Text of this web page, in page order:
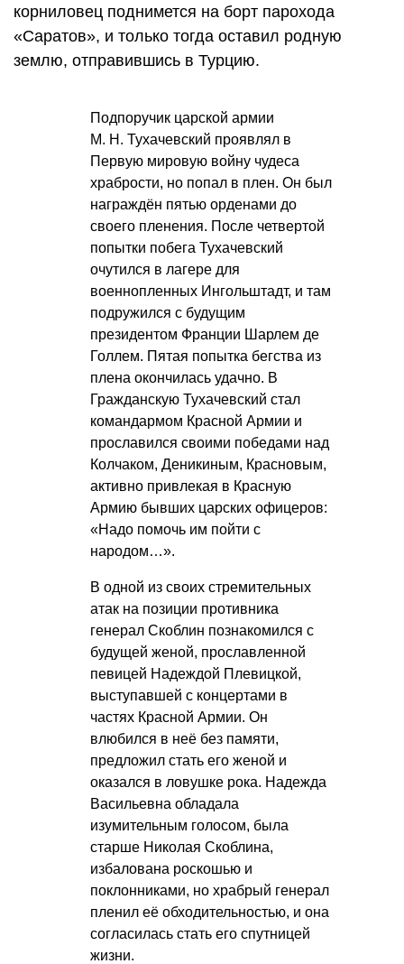
корниловец поднимется на борт парохода
«Саратов», и только тогда оставил родную
землю, отправившись в Турцию.
Подпоручик царской армии
М. Н. Тухачевский проявлял в
Первую мировую войну чудеса
храбрости, но попал в плен. Он был
награждён пятью орденами до
своего пленения. После четвертой
попытки побега Тухачевский
очутился в лагере для
военнопленных Ингольштадт, и там
подружился с будущим
президентом Франции Шарлем де
Голлем. Пятая попытка бегства из
плена окончилась удачно. В
Гражданскую Тухачевский стал
командармом Красной Армии и
прославился своими победами над
Колчаком, Деникиным, Красновым,
активно привлекая в Красную
Армию бывших царских офицеров:
«Надо помочь им пойти с
народом…».
В одной из своих стремительных
атак на позиции противника
генерал Скоблин познакомился с
будущей женой, прославленной
певицей Надеждой Плевицкой,
выступавшей с концертами в
частях Красной Армии. Он
влюбился в неё без памяти,
предложил стать его женой и
оказался в ловушке рока. Надежда
Васильевна обладала
изумительным голосом, была
старше Николая Скоблина,
избалована роскошью и
поклонниками, но храбрый генерал
пленил её обходительностью, и она
согласилась стать его спутницей
жизни.